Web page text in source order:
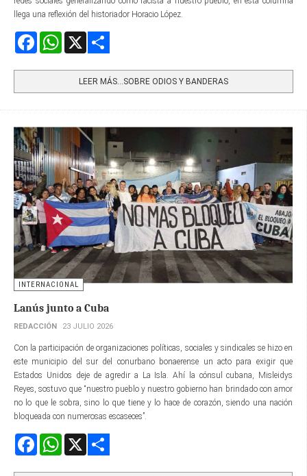
llega una reflexión del historiador Horacio López.
FacebookWhatsApp
LEER MÁS…SOBRE ODIOS Y BANDERAS
INTERNACIONAL
Lanús junto a Cuba
REDACCIÓN 23 JULIO 2026
Con la participación de organizaciones políticas, sociales y sindicales se hizo en
este municipio del sur del conurbano bonaerense un acto para exigir que
Estados Unidos deje de agredir a La Isla. Ahí la cónsul cubana, Misleidys
Reyes, sostuvo que “nuestro pueblo y nuestro gobierno han brindado con amor
no lo que le sobra, sino lo que tiene y lo hace de corazón, siendo una nación
bloqueada con numerosas escaseces”.
FacebookWhatsApp